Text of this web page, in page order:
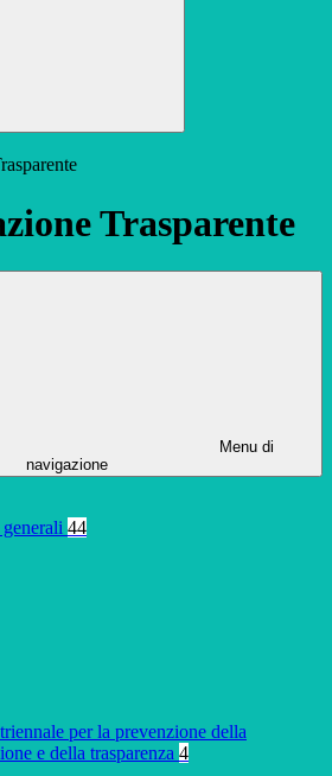
Trasparente
Menu di
navigazione
44
per la prevenzione della
e della trasparenza 4